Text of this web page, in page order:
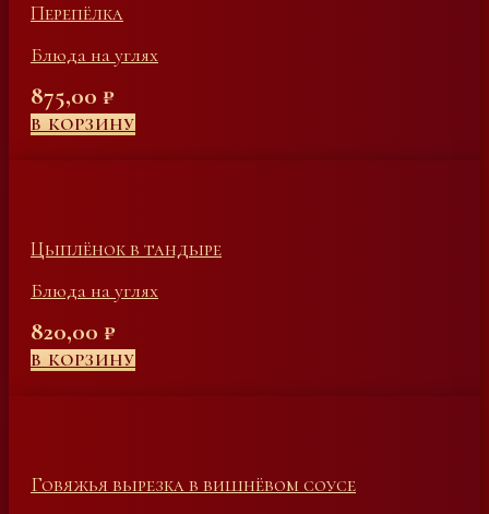
Перепёлка
Блюда на углях
875,00 ₽
В КОРЗИНУ
Цыплёнок в тандыре
Блюда на углях
820,00 ₽
В КОРЗИНУ
Говяжья вырезка в вишнёвом соусе